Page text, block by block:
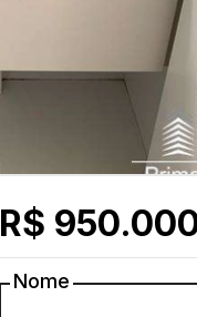
R$
Nome